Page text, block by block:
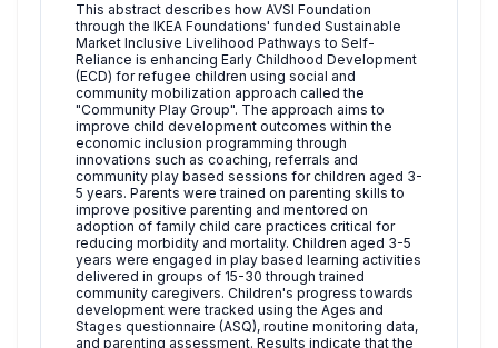
This abstract describes how AVSI Foundation
through the IKEA Foundations' funded Sustainable
Market Inclusive Livelihood Pathways to Self-
Reliance is enhancing Early Childhood Development
(ECD) for refugee children using social and
community mobilization approach called the
"Community Play Group". The approach aims to
improve child development outcomes within the
economic inclusion programming through
innovations such as coaching, referrals and
community play based sessions for children aged 3-
5 years. Parents were trained on parenting skills to
improve positive parenting and mentored on
adoption of family child care practices critical for
reducing morbidity and mortality. Children aged 3-5
years were engaged in play based learning activities
delivered in groups of 15-30 through trained
community caregivers. Children's progress towards
development were tracked using the Ages and
Stages questionnaire (ASQ), routine monitoring data,
and parenting assessment. Results indicate that the